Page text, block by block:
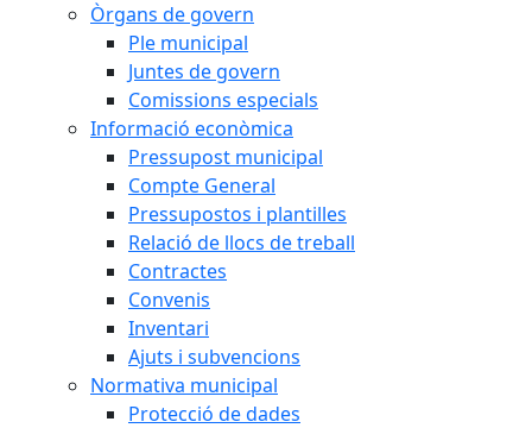
Òrgans de govern
Ple municipal
Juntes de govern
Comissions especials
Informació econòmica
Pressupost municipal
Compte General
Pressupostos i plantilles
Relació de llocs de treball
Contractes
Convenis
Inventari
Ajuts i subvencions
Normativa municipal
Protecció de dades